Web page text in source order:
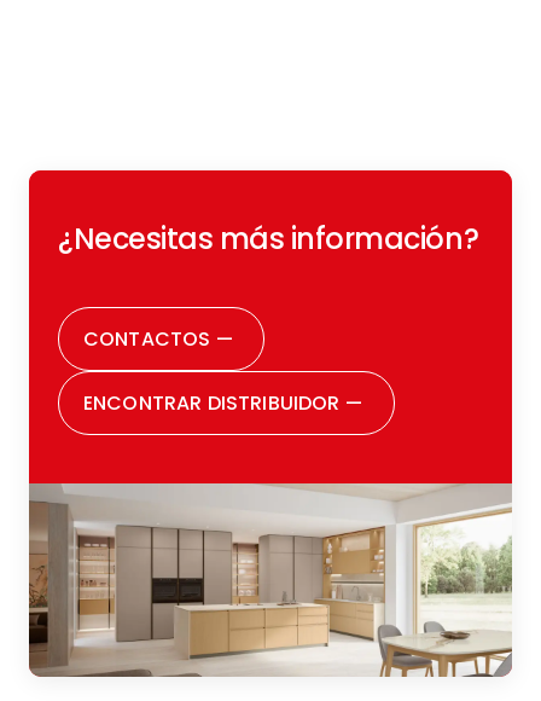
¿Necesitas más información?
CONTACTOS —
ENCONTRAR DISTRIBUIDOR —